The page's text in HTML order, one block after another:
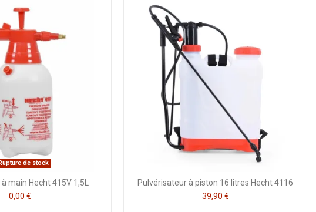
de stock
main Hecht 415V 1,5L
0,00 €
Pulvérisateur à piston 16 litres Hecht 4116
39,90 €